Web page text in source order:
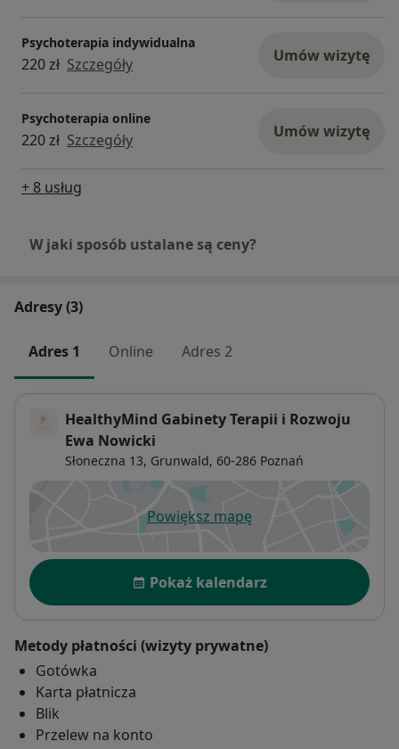
Psychoterapia indywidualna
220 zł Szczegóły Umów wizytę
Psychoterapia online
220 zł Szczegóły Umów wizytę
+ 8 usług
W jaki sposób ustalane są ceny?
Adresy (3)
Adres 1 Online Adres 2
HealthyMind Gabinety Terapii i Rozwoju
Ewa Nowicki
Słoneczna 13, Grunwald, 60-286 Poznań
Powiększ mapęotwiera się w nowej karcie
Dostępność
Pokaż kalendarz
Metody płatności (wizyty prywatne)
Gotówka
Karta płatnicza
Blik
Przelew na konto